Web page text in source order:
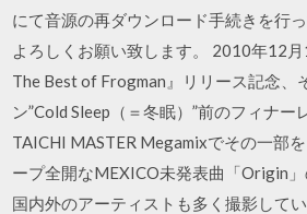
にて音源の再ダウンロード手続きを行
よろしくお願い致します。 2010年12
The Best of Frogman』リリース記念、
ン”Cold Sleep（＝冬眠）”前のフィナー
TAICHI MASTER Megamixでその一部
ープ全開なMEXICO未発表曲「Origin」
国内外のアーティストも多く撮影して